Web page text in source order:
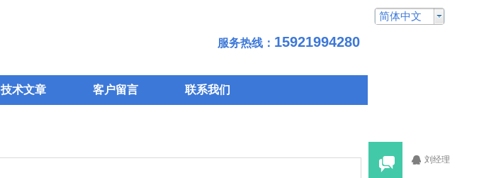
简体中文
服务热线： 15921994280
技术文章 客户留言 联系我们
刘经理